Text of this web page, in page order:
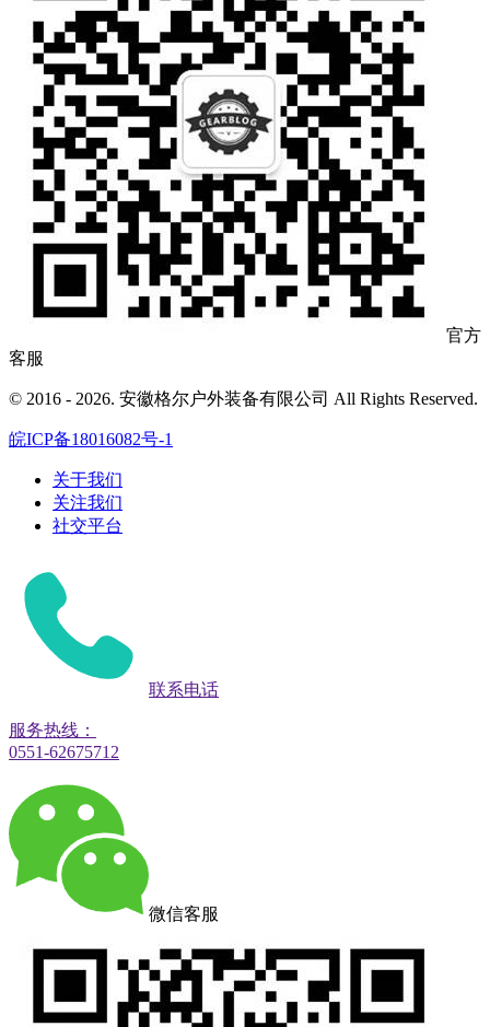
官方
客服
© 2016 - 2026. 安徽格尔户外装备有限公司 All Rights Reserved.
皖ICP备18016082号-1
关于我们
关注我们
社交平台
联系电话
服务热线：
0551-62675712
微信客服